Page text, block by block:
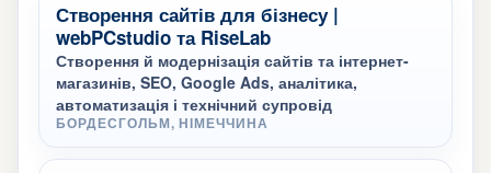
Створення сайтів для бізнесу |
webPCstudio та RiseLab
Створення й модернізація сайтів та інтернет-
магазинів, SEO, Google Ads, аналітика,
автоматизація і технічний супровід
БОРДЕСГОЛЬМ, НІМЕЧЧИНА